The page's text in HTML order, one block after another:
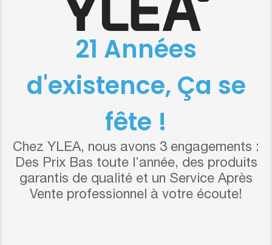
21 Années
d'existence, Ça se
fête !
Chez YLEA, nous avons 3 engagements :
Des Prix Bas toute l’année, des produits
garantis de qualité et un Service Après
Vente professionnel à votre écoute!